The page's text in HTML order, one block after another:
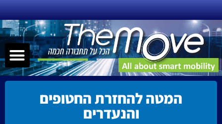
דילוג
לתוכן
המטה להחזרת החטופים
והנעדרים